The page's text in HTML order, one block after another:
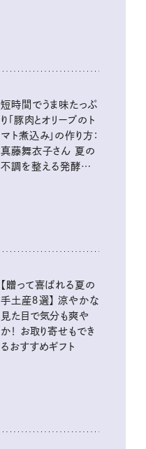
短時間でうま味たっぷ
り「豚肉とオリーブのト
マト煮込み」の作り方：
真藤舞衣子さん 夏の
不調を整える発酵レ
【贈って喜ばれる夏の
手土産８選】 涼やかな
見た目で気分も爽や
か！ お取り寄せもでき
るおすすめギフト